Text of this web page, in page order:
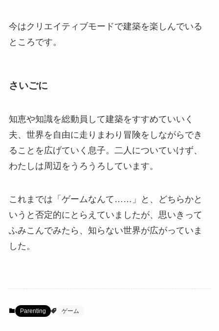
今はクリエイティブモードで建築を楽しんでいる
ところです。
さいごに
知恵や知識を総動員して建築をすすめていいく
夫、世界を自由に走りまわり冒険をしながらでき
ることを広げていく息子。二人についていけず、
わたしは周辺をうろうろしています。
これまでは「ゲームなんて……」と、どちらかと
いうと否定的にとらえていましたが、思いきって
ふみこんでみたら、知らない世界が広がっていま
した。
Parenting ゲーム